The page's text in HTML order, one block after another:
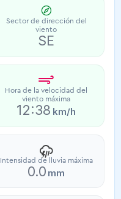
Sector de dirección del
viento
SE
Hora de la velocidad del
viento máxima
12:38 km/h
Intensidad de lluvia máxima
0.0 mm